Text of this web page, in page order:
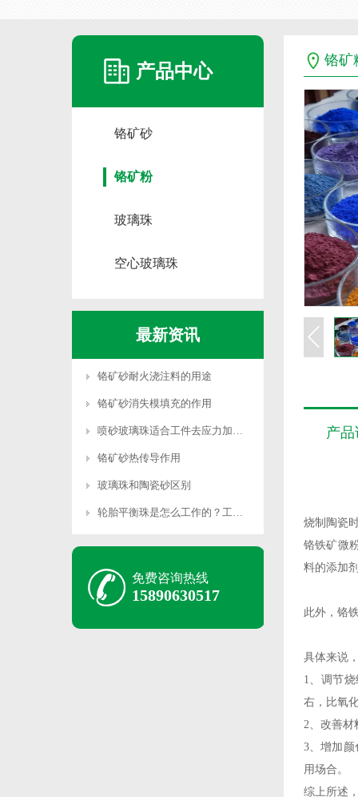
产品中心
铬矿砂
铬矿粉
玻璃珠
空心玻璃珠
最新资讯
铬矿砂耐火浇注料的用途
铬矿砂消失模填充的作用
喷砂玻璃珠适合工件去应力加工吗
铬矿砂热传导作用
玻璃珠和陶瓷砂区别
轮胎平衡珠是怎么工作的？工作原理是什么？
免费咨询热线
15890630517
铬矿
产
烧制陶瓷
铬铁矿微
料的添加
此外，铬
具体来说
‌1、调节
右，比氧
2‌、改善材
‌3、增加
用场合‌。
综上所述